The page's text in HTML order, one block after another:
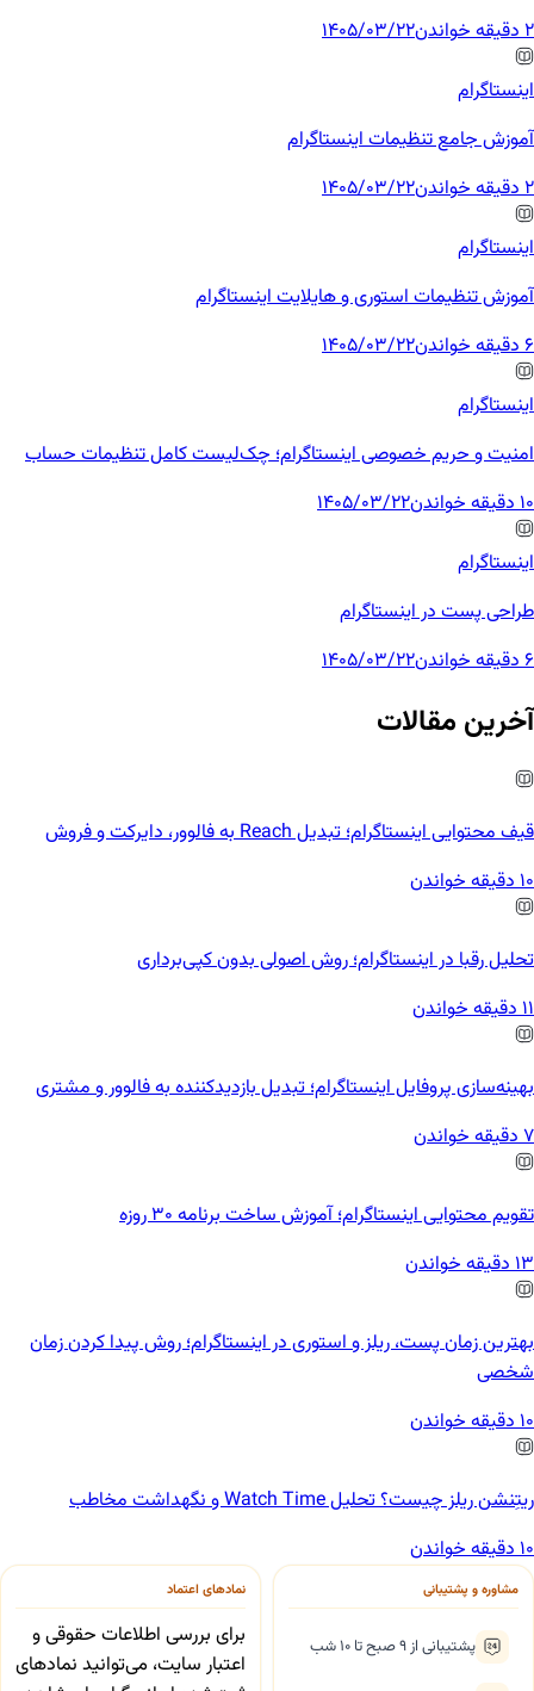
2 دقیقه خواندن
1405/03/22
اینستاگرام
آموزش جامع تنظیمات اینستاگرام
2 دقیقه خواندن
1405/03/22
اینستاگرام
آموزش تنظیمات استوری و هایلایت اینستاگرام
6 دقیقه خواندن
1405/03/22
اینستاگرام
امنیت و حریم خصوصی اینستاگرام؛ چک‌لیست کامل تنظیمات حساب
10 دقیقه خواندن
1405/03/22
اینستاگرام
طراحی پست در اینستاگرام
6 دقیقه خواندن
1405/03/22
آخرین مقالات
قیف محتوایی اینستاگرام؛ تبدیل Reach به فالوور، دایرکت و فروش
10 دقیقه خواندن
تحلیل رقبا در اینستاگرام؛ روش اصولی بدون کپی‌برداری
11 دقیقه خواندن
بهینه‌سازی پروفایل اینستاگرام؛ تبدیل بازدیدکننده به فالوور و مشتری
7 دقیقه خواندن
تقویم محتوایی اینستاگرام؛ آموزش ساخت برنامه ۳۰ روزه
13 دقیقه خواندن
بهترین زمان پست، ریلز و استوری در اینستاگرام؛ روش پیدا کردن زمان
شخصی
10 دقیقه خواندن
ریتِنشن ریلز چیست؟ تحلیل Watch Time و نگهداشت مخاطب
10 دقیقه خواندن
مشاوره و پشتیبانی
پشتیبانی از ۹ صبح تا ۱۰ شب
نمادهای اعتماد
برای بررسی اطلاعات حقوقی و
اعتبار سایت، می‌توانید نمادهای